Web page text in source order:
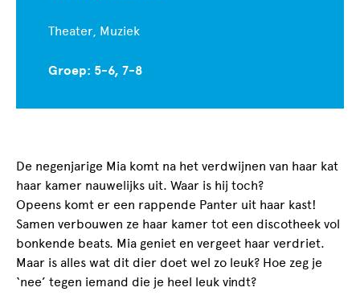
Theater, Muziek
Groep: 5-6, 7-8
De negenjarige Mia komt na het verdwijnen van haar kat
haar kamer nauwelijks uit. Waar is hij toch?
Opeens komt er een rappende Panter uit haar kast!
Samen verbouwen ze haar kamer tot een discotheek vol
bonkende beats. Mia geniet en vergeet haar verdriet.
Maar is alles wat dit dier doet wel zo leuk? Hoe zeg je
‘nee’ tegen iemand die je heel leuk vindt?